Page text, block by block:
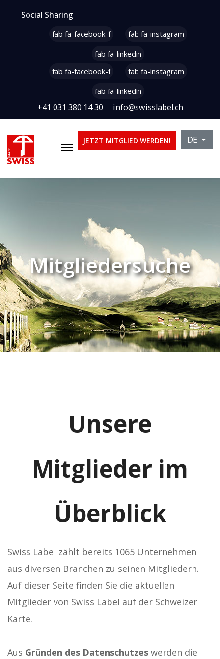
Social Sharing
fab fa-facebook-f
fab fa-instagram
fab fa-linkedin
fab fa-facebook-f
fab fa-instagram
fab fa-linkedin
+41 031 380 14 30 info@swisslabel.ch
JETZT MITGLIED WERDEN! DE
Mitgliedersuche
Unsere
Mitglieder im
Überblick
Swiss Label zählt bereits 1065 Unternehmen
aus diversen Branchen zu seinen Mitgliedern.
Auf dieser Seite finden Sie die aktuellen
Mitglieder von Swiss Label auf der Schweizer
Karte.
Aus Gründen des Datenschutzes werden die